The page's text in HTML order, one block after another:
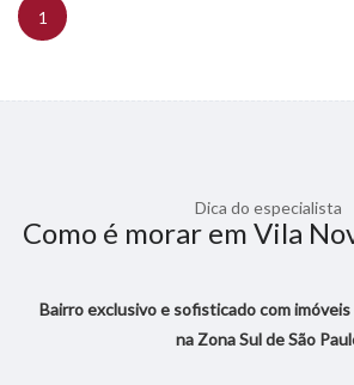
1
Dica do especialista
Como é morar em Vila
Bairro exclusivo e sofisticado com
na Zona Sul de São